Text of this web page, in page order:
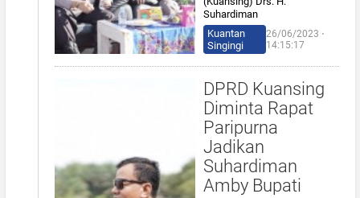
Suhardiman
Kuantan
Singingi
26/06/2023 ⋅
14:15:17
DPRD Kuansing
Diminta Rapat
Paripurna
Jadikan
Suhardiman
Amby Bupati